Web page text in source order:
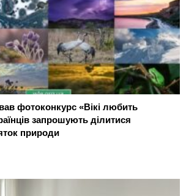
фотоконкурс «Вікі любить
запрошують ділитися
природи